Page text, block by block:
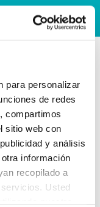
para personalizar
de redes
compartimos
sitio web con
y análisis
información
recopilado a
Usted